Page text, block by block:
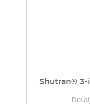
Shutran® 3-